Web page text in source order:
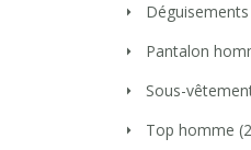
Pantalon
Sous-
Top homme